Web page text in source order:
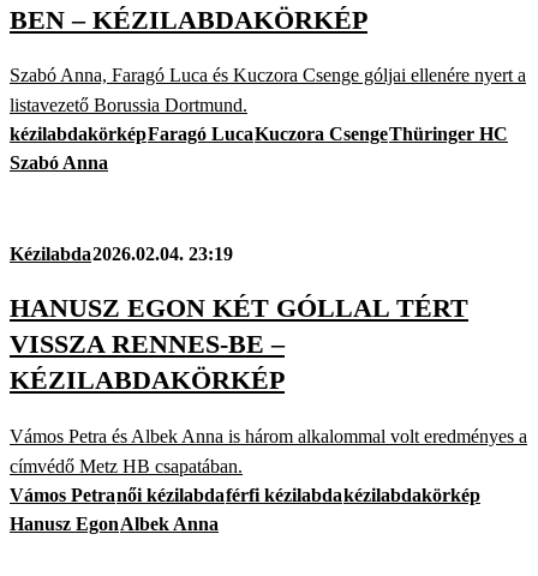
BEN – KÉZILABDAKÖRKÉP
Szabó Anna, Faragó Luca és Kuczora Csenge góljai ellenére nyert a
listavezető Borussia Dortmund.
kézilabdakörképFaragó LucaKuczora CsengeThüringer HC
Szabó Anna
Kézilabda2026.02.04. 23:19
HANUSZ EGON KÉT GÓLLAL TÉRT
VISSZA RENNES-BE –
KÉZILABDAKÖRKÉP
Vámos Petra és Albek Anna is három alkalommal volt eredményes a
címvédő Metz HB csapatában.
Vámos Petranői kézilabdaférfi kézilabdakézilabdakörkép
Hanusz EgonAlbek Anna